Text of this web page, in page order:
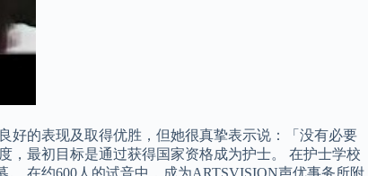
好的表现及取得优胜，但她很真挚表示说：「没有必要
，最初目标是通过获得国家资格成为护士。 在护士学校
在约600人的试音中，成为ARTSVISION声优事务所附